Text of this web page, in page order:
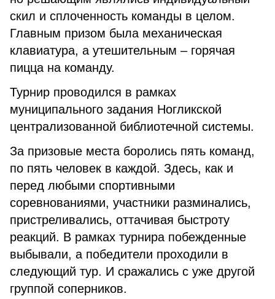
скил и сплоченность команды в целом.
Главным призом была механическая
клавиатура, а утешительным – горячая
пицца на команду.
Турнир проводился в рамках
муниципального задания Ногликской
централизованной библиотечной системы.
За призовые места боролись пять команд,
по пять человек в каждой. Здесь, как и
перед любыми спортивными
соревнованиями, участники разминались,
пристреливались, оттачивая быстроту
реакций. В рамках турнира побежденные
выбывали, а победители проходили в
следующий тур. И сражались с уже другой
группой соперников.